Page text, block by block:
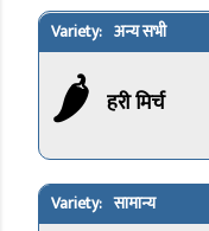
अन्य सभी
🌶️ हरी मिर्च
सामान्य